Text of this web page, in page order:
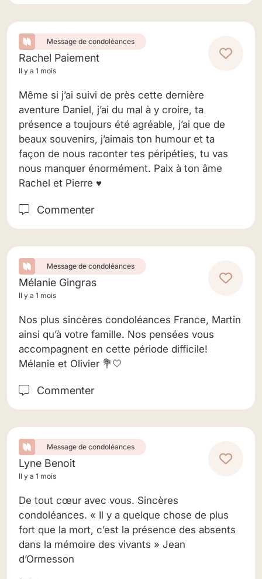
Message de condoléances
Rachel Paiement
Il y a 1 mois
Même si j’ai suivi de près cette dernière
aventure Daniel, j’ai du mal à y croire, ta
présence a toujours été agréable, j’ai que de
beaux souvenirs, j’aimais ton humour et ta
façon de nous raconter tes péripéties, tu vas
nous manquer énormément. Paix à ton âme
Rachel et Pierre ♥️
Commenter
Message de condoléances
Mélanie Gingras
Il y a 1 mois
Nos plus sincères condoléances France, Martin
ainsi qu’à votre famille. Nos pensées vous
accompagnent en cette période difficile!
Mélanie et Olivier 💐🤍
Commenter
Message de condoléances
Lyne Benoit
Il y a 1 mois
De tout cœur avec vous. Sincères
condoléances. « Il y a quelque chose de plus
fort que la mort, c’est la présence des absents
dans la mémoire des vivants » Jean
d’Ormesson